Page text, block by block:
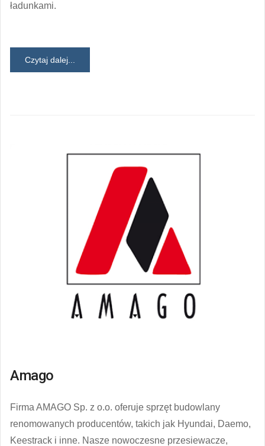
ładunkami.
Czytaj dalej...
Amago
Firma AMAGO Sp. z o.o. oferuje sprzęt budowlany
renomowanych producentów, takich jak Hyundai, Daemo,
Keestrack i inne. Nasze nowoczesne przesiewacze,